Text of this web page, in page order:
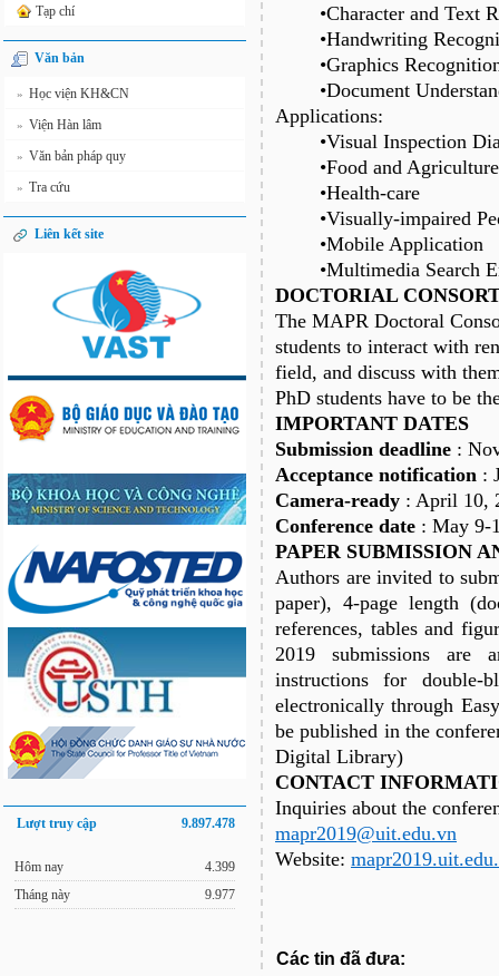
Tạp chí
Văn bản
» Học viện KH&CN
» Viện Hàn lâm
» Văn bản pháp quy
» Tra cứu
Liên kết site
Lượt truy cập 9.897.478
Hôm nay
Tháng này
4.399
9.977
•Character and Text
•Handwriting
•Graphics
•Document
Applications:
•Visual Inspection
•Food and
•Health-care
•Visually-impaired
•Mobile Application
•Multimedia Search
DOCTORIAL
The MAPR Doctoral
students to interact with
field, and discuss with
PhD students have to be
IMPORTANT DATES
Submission deadline :
Acceptance notification :
Camera-ready : April 10,
Conference date : May 9-
PAPER SUBMISSION
Authors are invited to
paper), 4-page length
references, tables and
2019 submissions are
instructions for double-
electronically through
be published in the
Digital Library)
CONTACT
Inquiries about the
mapr2019@uit.edu.vn
Website:
Các tin đã đưa: